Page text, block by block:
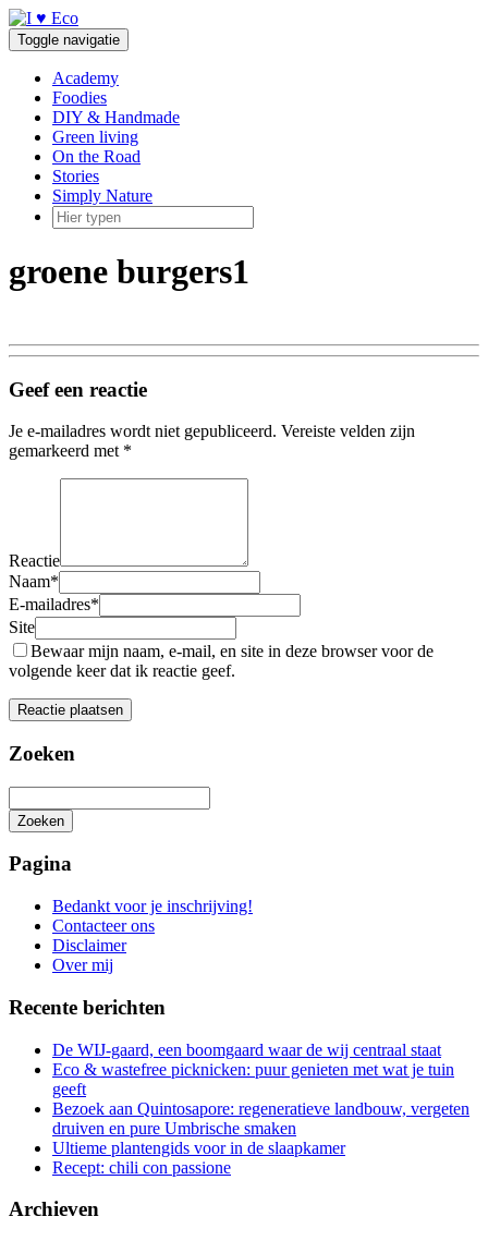
Doorgaan
naar
inhoud
Toggle navigatie
Academy
Foodies
DIY & Handmade
Green living
On the Road
Stories
Simply Nature
groene burgers1
Geef een reactie
Je e-mailadres wordt niet gepubliceerd. Vereiste velden zijn
gemarkeerd met *
Reactie
Naam*
E-mailadres*
Site
Bewaar mijn naam, e-mail, en site in deze browser voor de
volgende keer dat ik reactie geef.
Zoeken
Zoeken
zoeken
Pagina
Bedankt voor je inschrijving!
Contacteer ons
Disclaimer
Over mij
Recente berichten
De WIJ-gaard, een boomgaard waar de wij centraal staat
Eco & wastefree picknicken: puur genieten met wat je tuin
geeft
Bezoek aan Quintosapore: regeneratieve landbouw, vergeten
druiven en pure Umbrische smaken
Ultieme plantengids voor in de slaapkamer
Recept: chili con passione
Archieven